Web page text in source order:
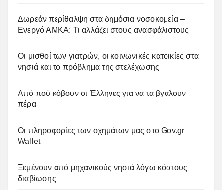
Δωρεάν περίθαλψη στα δημόσια νοσοκομεία –
Ενεργό ΑΜΚΑ: Τι αλλάζει στους ανασφάλιστους
Οι μισθοί των γιατρών, οι κοινωνικές κατοικίες στα
νησιά και το πρόβλημα της στελέχωσης
Από πού κόβουν οι Έλληνες για να τα βγάλουν
πέρα
Οι πληροφορίες των οχημάτων μας στο Gov.gr
Wallet
Ξεμένουν από μηχανικούς νησιά λόγω κόστους
διαβίωσης